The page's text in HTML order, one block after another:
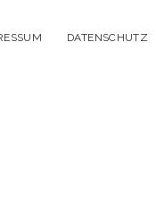
DATENSCHUTZ